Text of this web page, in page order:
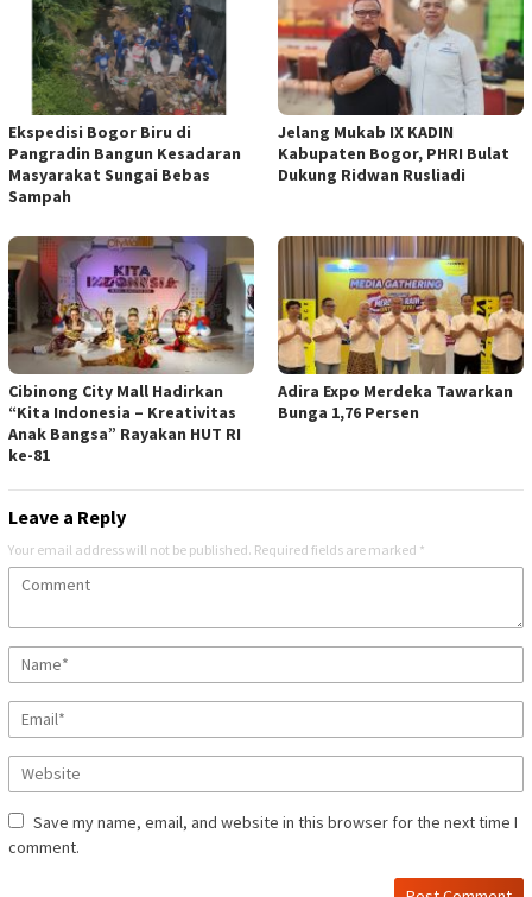
Ekspedisi Bogor Biru di
Pangradin Bangun Kesadaran
Masyarakat Sungai Bebas
Sampah
Jelang Mukab IX KADIN
Kabupaten Bogor, PHRI Bulat
Dukung Ridwan Rusliadi
Cibinong City Mall Hadirkan
“Kita Indonesia – Kreativitas
Anak Bangsa” Rayakan HUT RI
ke-81
Adira Expo Merdeka Tawarkan
Bunga 1,76 Persen
Leave a Reply
Your email address will not be published. Required fields are marked *
Save my name, email, and website in this browser for the next time I
comment.